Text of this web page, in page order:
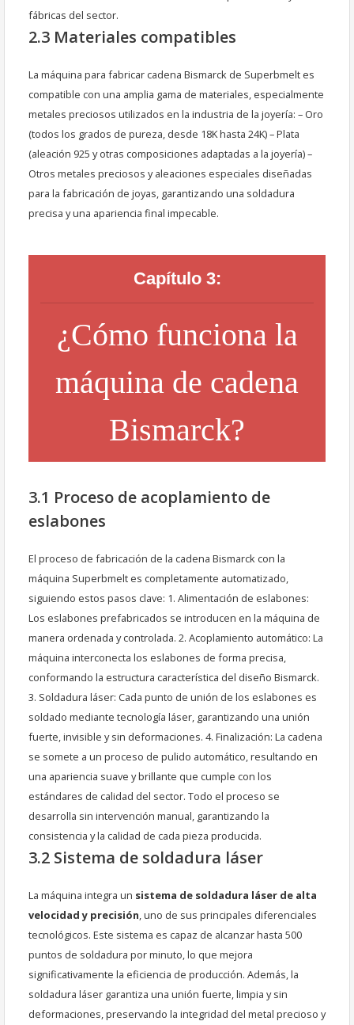
fábricas del sector.
2.3 Materiales compatibles
La máquina para fabricar cadena Bismarck de Superbmelt es
compatible con una amplia gama de materiales, especialmente
metales preciosos utilizados en la industria de la joyería: – Oro
(todos los grados de pureza, desde 18K hasta 24K) – Plata
(aleación 925 y otras composiciones adaptadas a la joyería) –
Otros metales preciosos y aleaciones especiales diseñadas
para la fabricación de joyas, garantizando una soldadura
precisa y una apariencia final impecable.
Capítulo 3:
¿Cómo funciona la
máquina de cadena
Bismarck?
3.1 Proceso de acoplamiento de
eslabones
El proceso de fabricación de la cadena Bismarck con la
máquina Superbmelt es completamente automatizado,
siguiendo estos pasos clave: 1. Alimentación de eslabones:
Los eslabones prefabricados se introducen en la máquina de
manera ordenada y controlada. 2. Acoplamiento automático: La
máquina interconecta los eslabones de forma precisa,
conformando la estructura característica del diseño Bismarck.
3. Soldadura láser: Cada punto de unión de los eslabones es
soldado mediante tecnología láser, garantizando una unión
fuerte, invisible y sin deformaciones. 4. Finalización: La cadena
se somete a un proceso de pulido automático, resultando en
una apariencia suave y brillante que cumple con los
estándares de calidad del sector. Todo el proceso se
desarrolla sin intervención manual, garantizando la
consistencia y la calidad de cada pieza producida.
3.2 Sistema de soldadura láser
La máquina integra un sistema de soldadura láser de alta
velocidad y precisión, uno de sus principales diferenciales
tecnológicos. Este sistema es capaz de alcanzar hasta 500
puntos de soldadura por minuto, lo que mejora
significativamente la eficiencia de producción. Además, la
soldadura láser garantiza una unión fuerte, limpia y sin
deformaciones, preservando la integridad del metal precioso y